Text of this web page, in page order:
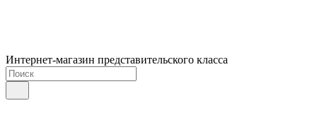
Интернет-магазин представительского класса